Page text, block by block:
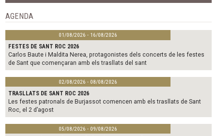
o
o
k
e
AGENDA
01/08/2026 - 16/08/2026
FESTES DE SANT ROC 2026
Carlos Baute i Maldita Nerea, protagonistes dels concerts de les festes
de Sant que començaran amb els trasllats del sant
02/08/2026 - 08/08/2026
TRASLLATS DE SANT ROC 2026
Les festes patronals de Burjassot comencen amb els trasllats de Sant
Roc, el 2 d’agost
05/08/2026 - 09/08/2026